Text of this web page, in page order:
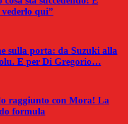
qui”
sulla porta: da Suzuki alla
E per Di Gregorio…
raggiunto con Mora! La
formula